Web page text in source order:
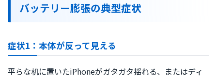
バッテリー膨張の典型症状
症状1：本体が反って見える
平らな机に置いたiPhoneがガタガタ揺れる、またはディ